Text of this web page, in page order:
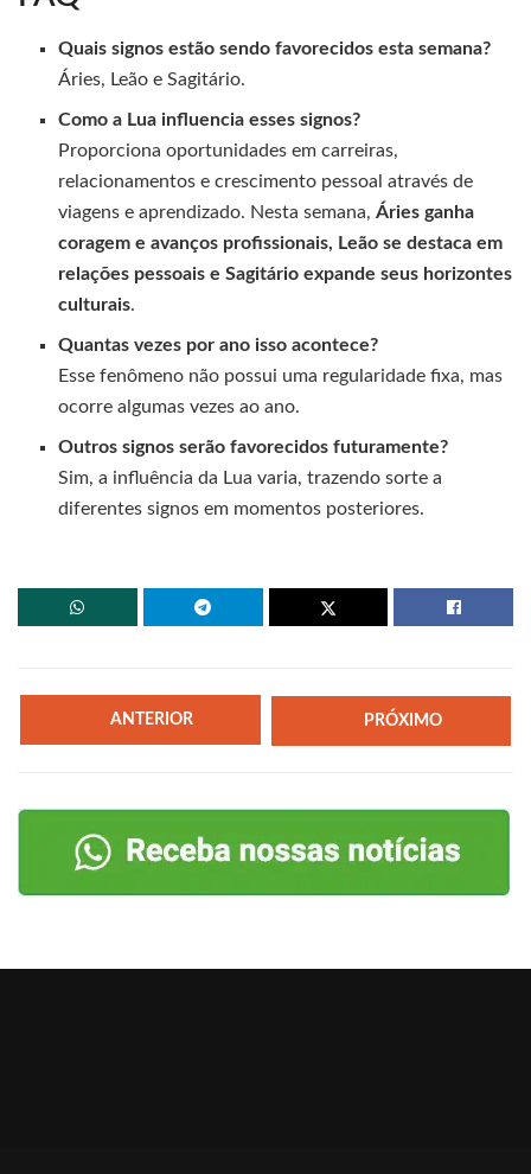
Quais signos estão sendo favorecidos esta semana?
Áries, Leão e Sagitário.
Como a Lua influencia esses signos?
Proporciona oportunidades em carreiras,
relacionamentos e crescimento pessoal através de
viagens e aprendizado. Nesta semana,Áries ganha
coragem e avanços profissionais, Leão se destaca em
relações pessoais e Sagitário expande seus horizontes
culturais.
Quantas vezes por ano isso acontece?
Esse fenômeno não possui uma regularidade fixa, mas
ocorre algumas vezes ao ano.
Outros signos serão favorecidos futuramente?
Sim, a influência da Lua varia, trazendo sorte a
diferentes signos em momentos posteriores.
ANTERIOR PRÓXIMO